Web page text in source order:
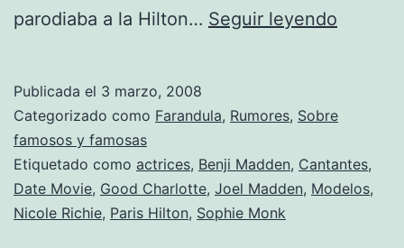
parodiaba a la Hilton… Seguir leyendo
Paris!
Publicada el 3 marzo, 2008
Categorizado como Farandula, Rumores, Sobre
famosos y famosas
Etiquetado como actrices, Benji Madden, Cantantes,
Date Movie, Good Charlotte, Joel Madden, Modelos,
Nicole Richie, Paris Hilton, Sophie Monk